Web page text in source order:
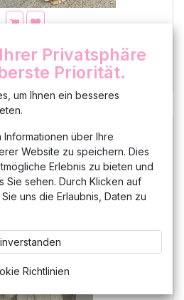
Ärmeln Spitze Sommerkleid
Strandkleid
68,00 €
Privatsphäre
Priorität.
um Ihnen ein besseres
über Ihre
Website zu speichern. Dies
Erlebnis zu bieten und
Sie sehen. Durch Klicken auf
uns die Erlaubnis, Daten zu
Richtlinien